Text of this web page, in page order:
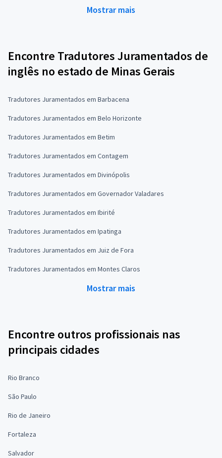
Mostrar mais
Encontre Tradutores Juramentados de
inglês no estado de Minas Gerais
Tradutores Juramentados em Barbacena
Tradutores Juramentados em Belo Horizonte
Tradutores Juramentados em Betim
Tradutores Juramentados em Contagem
Tradutores Juramentados em Divinópolis
Tradutores Juramentados em Governador Valadares
Tradutores Juramentados em Ibirité
Tradutores Juramentados em Ipatinga
Tradutores Juramentados em Juiz de Fora
Tradutores Juramentados em Montes Claros
Mostrar mais
Encontre outros profissionais nas
principais cidades
Rio Branco
São Paulo
Rio de Janeiro
Fortaleza
Salvador